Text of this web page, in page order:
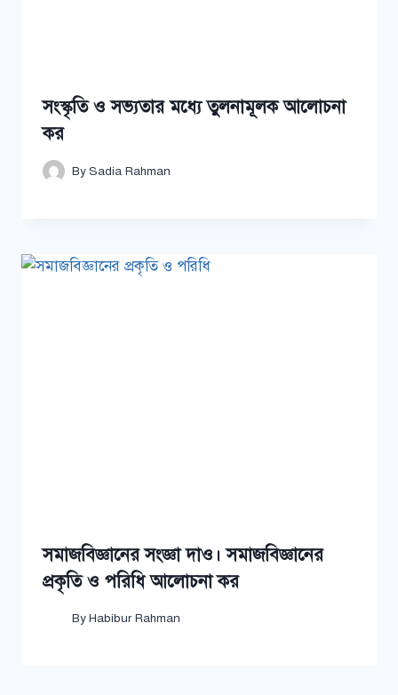
সংস্কৃতি ও সভ্যতার মধ্যে তুলনামূলক আলোচনা
কর
BySadia Rahman
সমাজবিজ্ঞানের সংজ্ঞা দাও। সমাজবিজ্ঞানের
প্রকৃতি ও পরিধি আলোচনা কর
ByHabibur Rahman